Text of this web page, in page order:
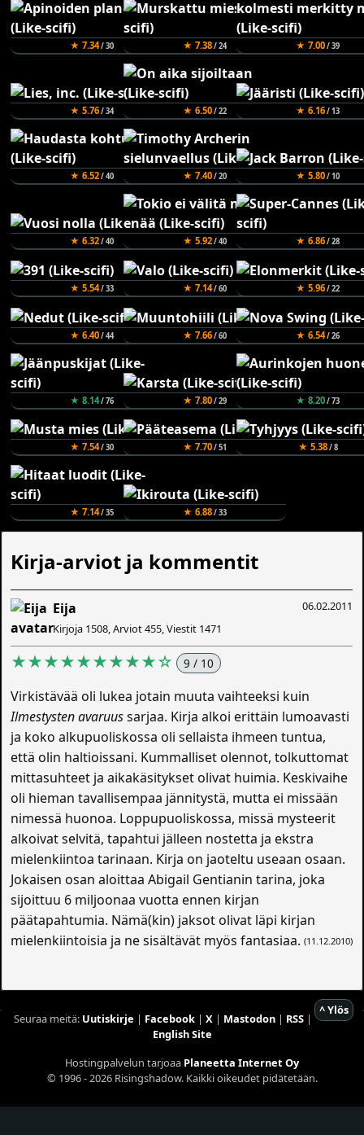
★ 7.34/ 30 ★ 7.38/ 24 ★ 7.00/ 39
★ 5.76/ 34 ★ 6.50/ 22 ★ 6.16/ 13
★ 6.52/ 40 ★ 7.40/ 20 ★ 5.80/ 10
★ 6.32/ 40 ★ 5.92/ 40 ★ 6.86/ 28
★ 5.54/ 33 ★ 7.14/ 60 ★ 5.96/ 22
★ 6.40/ 44 ★ 7.66/ 60 ★ 6.54/ 26
★ 8.14/ 76 ★ 7.80/ 29 ★ 8.20/ 73
★ 7.54/ 30 ★ 7.70/ 51 ★ 5.38/ 8
★ 7.14/ 35 ★ 6.88/ 33
Kirja-arviot ja kommentit
06.02.2011
Eija
Kirjoja 1508, Arviot 455, Viestit 1471
★★★★★★★★★☆ 9 / 10
Virkistävää oli lukea jotain muuta vaihteeksi kuin
Ilmestysten avaruussarjaa. Kirja alkoi erittäin lumoavasti
ja koko alkupuoliskossa oli sellaista ihmeen tuntua,
että olin haltioissani. Kummalliset olennot, tolkuttomat
mittasuhteet ja aikakäsitykset olivat huimia. Keskivaihe
oli hieman tavallisempaa jännitystä, mutta ei missään
nimessä huonoa. Loppupuoliskossa, missä mysteerit
alkoivat selvitä, tapahtui jälleen nostetta ja ekstra
mielenkiintoa tarinaan. Kirja on jaoteltu useaan osaan.
Jokaisen osan aloittaa Abigail Gentianin tarina, joka
sijoittuu 6 miljoonaa vuotta ennen kirjan
päätapahtumia. Nämä(kin) jaksot olivat läpi kirjan
mielenkiintoisia ja ne sisältävät myös fantasiaa.(11.12.2010)
^ Ylös
Seuraa meitä: Uutiskirje | Facebook| X| Mastodon| RSS|
English Site
Hostingpalvelun tarjoaa Planeetta Internet Oy
© 1996 - 2026 Risingshadow. Kaikki oikeudet pidätetään.